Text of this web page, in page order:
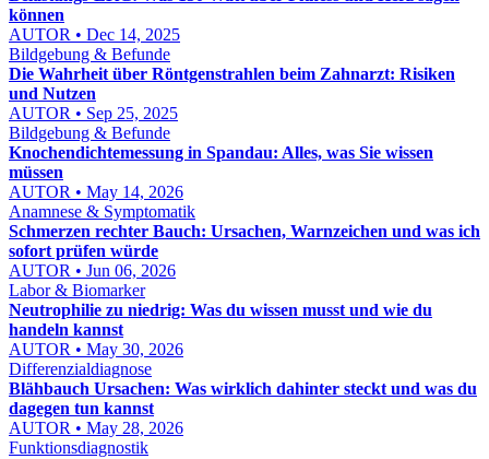
können
AUTOR • Dec 14, 2025
Bildgebung & Befunde
Die Wahrheit über Röntgenstrahlen beim Zahnarzt: Risiken
und Nutzen
AUTOR • Sep 25, 2025
Bildgebung & Befunde
Knochendichtemessung in Spandau: Alles, was Sie wissen
müssen
AUTOR • May 14, 2026
Anamnese & Symptomatik
Schmerzen rechter Bauch: Ursachen, Warnzeichen und was ich
sofort prüfen würde
AUTOR • Jun 06, 2026
Labor & Biomarker
Neutrophilie zu niedrig: Was du wissen musst und wie du
handeln kannst
AUTOR • May 30, 2026
Differenzialdiagnose
Blähbauch Ursachen: Was wirklich dahinter steckt und was du
dagegen tun kannst
AUTOR • May 28, 2026
Funktionsdiagnostik